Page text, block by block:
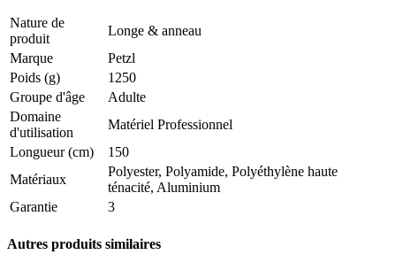
Nature de
produit
Longe & anneau
Marque
Petzl
Poids (g)
1250
Groupe d'âge
Adulte
Domaine
d'utilisation
Matériel Professionnel
Longueur (cm)
150
Matériaux
Polyester, Polyamide, Polyéthylène haute
ténacité, Aluminium
Garantie
3
Autres produits similaires